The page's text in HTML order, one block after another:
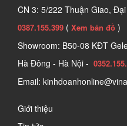
CN 3: 5/222 Thuận Giao,
0387.155.399 ( Xem bản đồ )
Showroom: B50-08 KĐT
Hà Đông - Hà Nội -
Email:
Giới thiệu